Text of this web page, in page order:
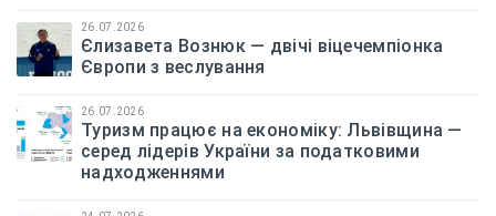
26.07.2026
Єлизавета Вознюк — двічі віцечемпіонка
Європи з веслування
26.07.2026
Туризм працює на економіку: Львівщина —
серед лідерів України за податковими
надходженнями